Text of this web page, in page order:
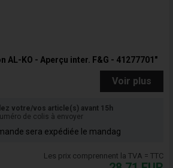
AL-KO - Aperçu inter. F&G - 41277701"
Voir plus
votre/vos article(s) avant 15h
de colis à envoyer
sera expédiée le mandag
Les prix comprennent la TVA = TTC